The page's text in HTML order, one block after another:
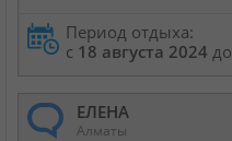
Период отдыха:
с 18 августа 2024 до
ЕЛЕНА
Алматы